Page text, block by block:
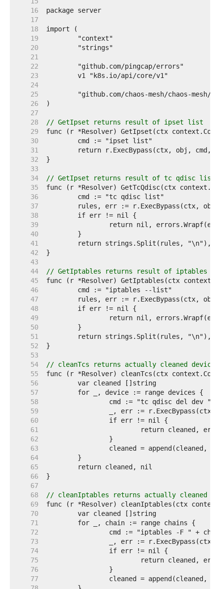
    16
    17
    18
    19
    20
    21
    22
    23
    24
    25
    26
    27
    28
// GetIpset returns result of ipset list
    29
    30
    31
    32
    33
    34
// GetIpset returns result of tc qdisc list
    35
    36
    37
    38
    39
    40
    41
    42
    43
    44
// GetIptables returns result of iptables
    45
    46
    47
    48
    49
    50
    51
    52
    53
    54
// cleanTcs returns actually cleaned devices
    55
    56
    57
    58
    59
    60
    61
    62
    63
    64
    65
    66
    67
    68
// cleanIptables returns actually cleaned
    69
    70
    71
    72
    73
    74
    75
    76
    77